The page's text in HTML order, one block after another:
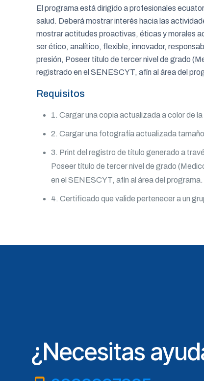
El programa está dirigido a profesionales
salud. Deberá mostrar interés hacia las
mostrar actitudes proactivas, éticas y morales
ser ético, analítico, flexible, innovador,
presión, Poseer título de tercer nivel de grado
registrado en el SENESCYT, afín al área del
Requisitos
1. Cargar una copia actualizada a color de
2. Cargar una fotografía actualizada
3. Print del registro de título generado a
Poseer título de tercer nivel de grado
en el SENESCYT, afín al área del programa.
4. Certificado que valide pertenecer a un
¿Necesitas